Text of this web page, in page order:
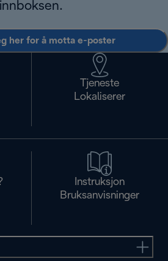
innboksen.
her for å motta e-poster
Tjeneste
Lokaliserer
Instruksjon
Bruksanvisninger